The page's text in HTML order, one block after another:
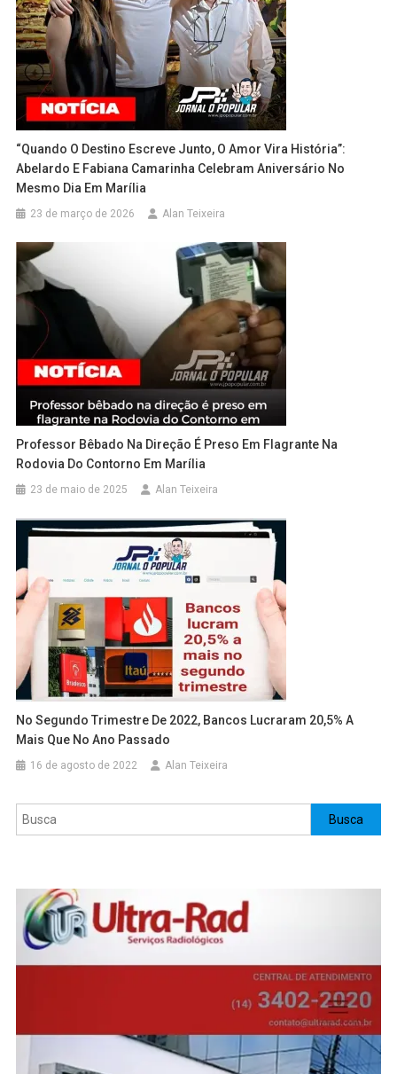
“Quando O Destino Escreve Junto, O Amor Vira História”:
Abelardo E Fabiana Camarinha Celebram Aniversário No
Mesmo Dia Em Marília
23 de março de 2026 Alan Teixeira
Professor Bêbado Na Direção É Preso Em Flagrante Na
Rodovia Do Contorno Em Marília
23 de maio de 2025 Alan Teixeira
No Segundo Trimestre De 2022, Bancos Lucraram 20,5% A
Mais Que No Ano Passado
16 de agosto de 2022 Alan Teixeira
Pesquisar Busca